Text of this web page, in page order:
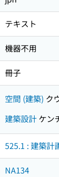
テキスト
機器不用
冊子
空間 (建築) ク
建築設計 ケン
525.1 : 建築計
NA134